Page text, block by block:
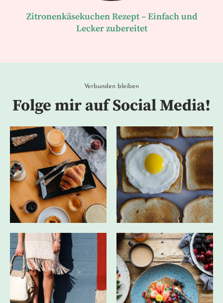
Zitronenkäsekuchen Rezept – Einfach und
Lecker zubereitet
Verbunden bleiben
Folge mir auf Social Media!